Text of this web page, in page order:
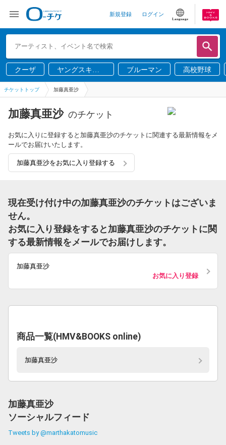
新規登録 ログイン
Language
クーザ
ヤングスキニ
ー
ブルーマン 高校野球
チケットトップ 加藤真亜沙
加藤真亜沙 のチケット
お気に入りに登録すると加藤真亜沙のチケットに関連する最新情報をメ
ールでお届けいたします。
加藤真亜沙をお気に入り登録する
現在受け付け中の加藤真亜沙のチケットはございま
せん。
お気に入り登録をすると加藤真亜沙のチケットに関
する最新情報をメールでお届けします。
加藤真亜沙
お気に入り登録
商品一覧(HMV&BOOKS online)
加藤真亜沙
加藤真亜沙
ソーシャルフィード
Tweets by @marthakatomusic